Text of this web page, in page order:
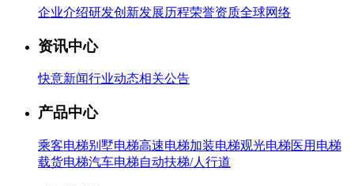
企业介绍研发创新发展历程荣誉资质全球网络
资讯中心
快意新闻行业动态相关公告
产品中心
乘客电梯别墅电梯高速电梯加装电梯观光电梯医用电梯
载货电梯汽车电梯自动扶梯/人行道